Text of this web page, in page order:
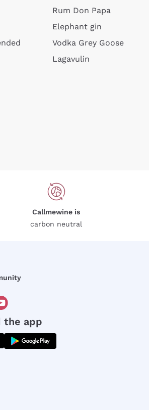
Rum Don Papa
Elephant gin
Vodka Grey Goose
Lagavulin
Callmewine is
carbon neutral
the app